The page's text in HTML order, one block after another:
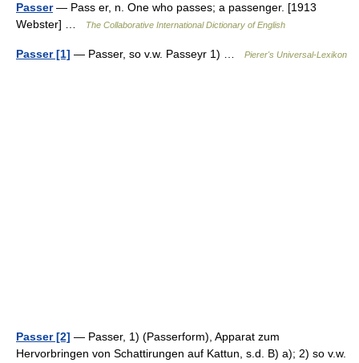
Passer— Pass er, n. One who passes; a passenger. [1913
Webster] …
The Collaborative International Dictionary of English
Passer [1] — Passer, so v.w. Passeyr 1) … Pierer's Universal-Lexikon
Passer [2] — Passer, 1) (Passerform), Apparat zum
Hervorbringen von Schattirungen auf Kattun, s.d. B) a); 2) so v.w.